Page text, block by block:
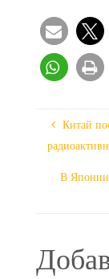
Китай
В Японии